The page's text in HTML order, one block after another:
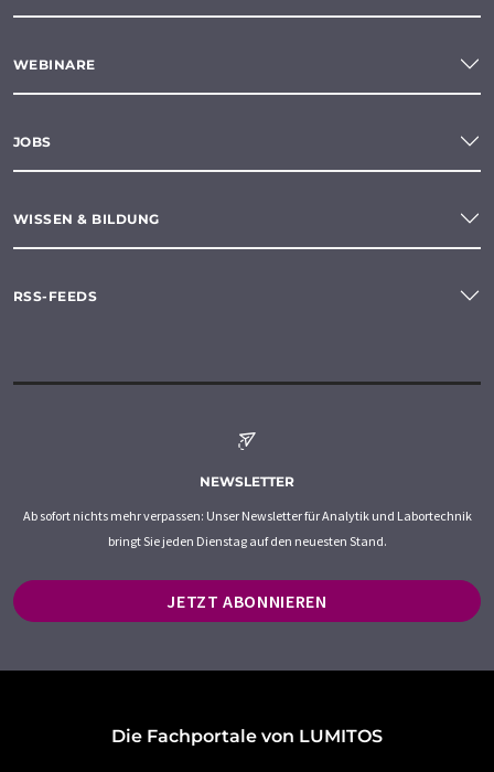
WEBINARE
JOBS
WISSEN & BILDUNG
RSS-FEEDS
NEWSLETTER
Ab sofort nichts mehr verpassen: Unser Newsletter für Analytik und Labortechnik
bringt Sie jeden Dienstag auf den neuesten Stand.
JETZT ABONNIEREN
Die Fachportale von LUMITOS